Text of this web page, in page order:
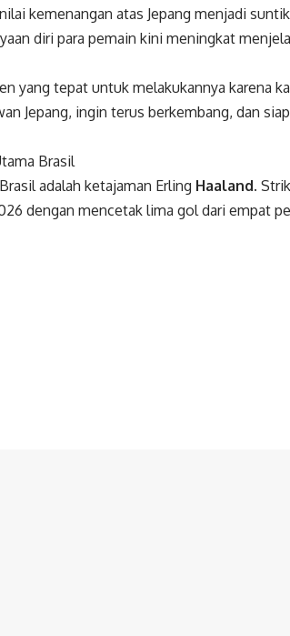
kemenangan atas Jepang menjadi
diri para pemain kini meningkat
yang tepat untuk melakukannya karena
Jepang, ingin terus berkembang, dan
Brasil
adalah ketajaman Erling Haaland.
dengan mencetak lima gol dari empat